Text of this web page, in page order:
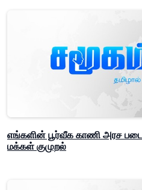
எங்களின் பூர்வீக காணி அரச
மக்கள் குமுறல்